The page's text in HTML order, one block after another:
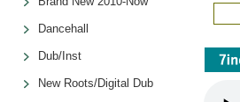
Dancehall
Dub/Inst
New Roots/Digital Dub